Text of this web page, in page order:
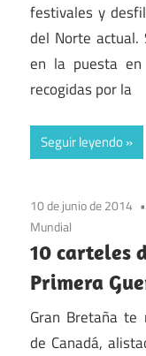
festivales y
del Norte actual.
en la puesta en
recogidas por la
Seguir leyendo
10 de junio de 2014
Mundial
10 carteles
Primera
Gran Bretaña te
de Canadá,